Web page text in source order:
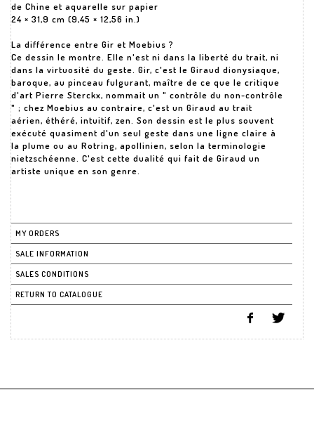
de Chine et aquarelle sur papier
24 × 31,9 cm (9,45 × 12,56 in.)
La différence entre Gir et Moebius ?
Ce dessin le montre. Elle n'est ni dans la liberté du trait, ni
dans la virtuosité du geste. Gir, c'est le Giraud dionysiaque,
baroque, au pinceau fulgurant, maître de ce que le critique
d'art Pierre Sterckx, nommait un " contrôle du non-contrôle
" ; chez Moebius au contraire, c'est un Giraud au trait
aérien, éthéré, intuitif, zen. Son dessin est le plus souvent
exécuté quasiment d'un seul geste dans une ligne claire à
la plume ou au Rotring, apollinien, selon la terminologie
nietzschéenne. C'est cette dualité qui fait de Giraud un
artiste unique en son genre.
MY ORDERS
SALE INFORMATION
SALES CONDITIONS
RETURN TO CATALOGUE